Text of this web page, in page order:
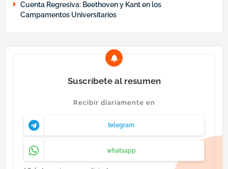
Cuenta Regresiva: Beethoven y Kant en los
Campamentos Universitarios
Suscríbete al resumen
Recibir diariamente en
telegram
whatsapp